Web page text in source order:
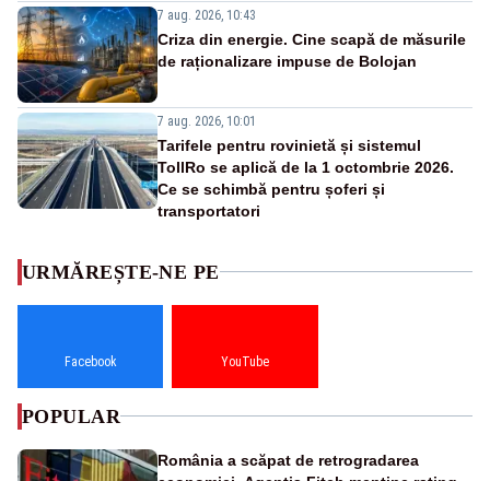
7 aug. 2026, 10:43
Criza din energie. Cine scapă de măsurile
de raționalizare impuse de Bolojan
7 aug. 2026, 10:01
Tarifele pentru rovinietă și sistemul
TollRo se aplică de la 1 octombrie 2026.
Ce se schimbă pentru șoferi și
transportatori
URMĂREȘTE-NE PE
Facebook YouTube
POPULAR
România a scăpat de retrogradarea